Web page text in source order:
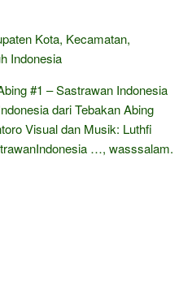
Kota, Kecamatan,
Indonesia
#1 – Sastrawan Indonesia
dari Tebakan Abing
Visual dan Musik: Luthfi
…, wasssalam.